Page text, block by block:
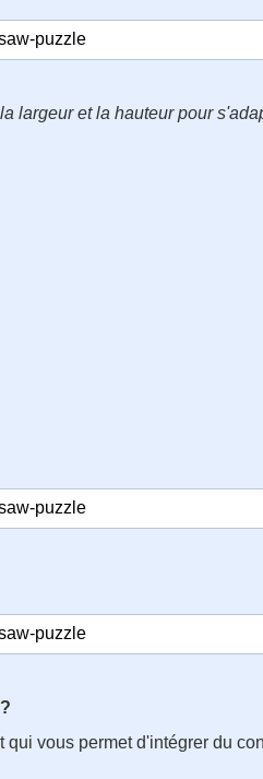
largeur et la hauteur pour
qui vous permet d'intégrer du